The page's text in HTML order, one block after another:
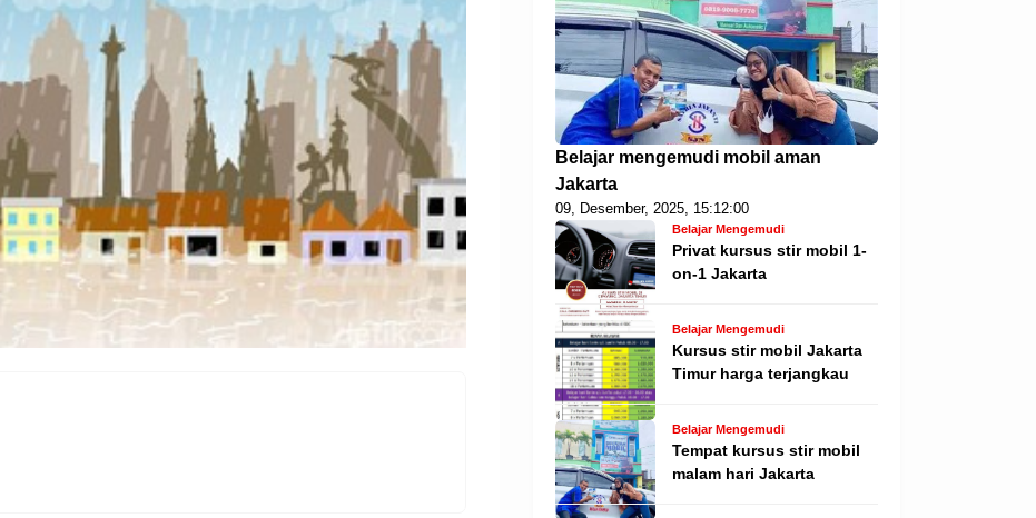
Belajar mengemudi mobil aman
Jakarta
09, Desember, 2025, 15:12:00
Belajar Mengemudi
Privat kursus stir mobil 1-
on-1 Jakarta
Belajar Mengemudi
Kursus stir mobil Jakarta
Timur harga terjangkau
Belajar Mengemudi
Tempat kursus stir mobil
malam hari Jakarta